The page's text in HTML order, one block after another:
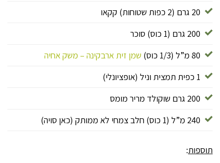
20 גרם (2 כפות שטוחות) קקאו
200 גרם (1 כוס) סוכר
80 מ”ל (1/3 כוס)
שמן זית ארבקינה – משק אחיה
1 כפית תמצית וניל (אופציונלי)
200 גרם שוקולד מריר מומס
240 מ”ל (1 כוס) חלב צמחי לא ממותק (כאן סויה)
תוספות: